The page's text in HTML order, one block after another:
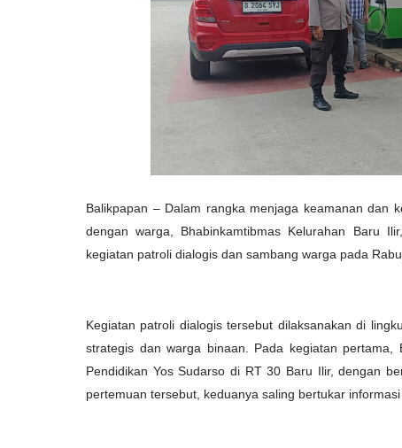
Balikpapan – Dalam rangka menjaga keamanan dan
dengan warga, Bhabinkamtibmas Kelurahan Baru
kegiatan patroli dialogis dan sambang warga pada
Kegiatan patroli dialogis tersebut dilaksanakan di
strategis dan warga binaan. Pada kegiatan pertama,
Pendidikan Yos Sudarso di RT 30 Baru Ilir, dengan
pertemuan tersebut, keduanya saling bertukar